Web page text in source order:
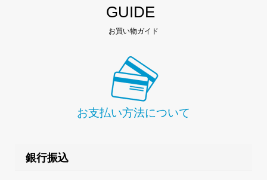
GUIDE
お買い物ガイド
お支払い方法について
銀行振込